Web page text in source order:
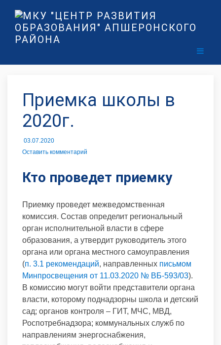
Приемка школы в
2020г.
03.07.2020
Оставить комментарий
Кто проведет приемку
Приемку проведет межведомственная
комиссия. Состав определит региональный
орган исполнительной власти в сфере
образования, а утвердит руководитель этого
органа или органа местного самоуправления
(п. 3.1 рекомендаций, направленных письмом
Минпросвещения от 11.03.2020 № ВБ-593/03).
В комиссию могут войти представители органа
власти, которому поднадзорны школа и детский
сад; органов контроля – ГИТ, МЧС, МВД,
Роспотребнадзора; коммунальных служб по
направлениям энергоснабжения,